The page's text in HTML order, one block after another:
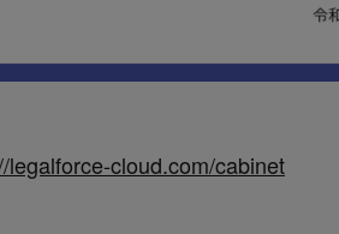
legalforce-cloud.com/cabinet